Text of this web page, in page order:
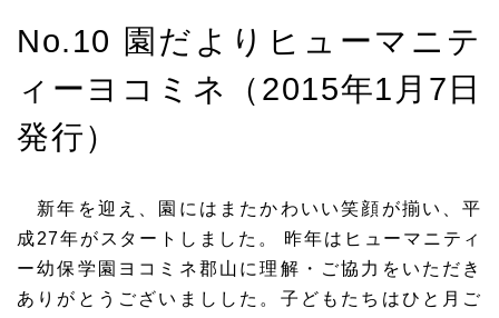
No.10 園だよりヒューマニテ
ィーヨコミネ（2015年1月7日
発行）
新年を迎え、園にはまたかわいい笑顔が揃い、平
成27年がスタートしました。 昨年はヒューマニティ
ー幼保学園ヨコミネ郡山に理解・ご協力をいただき
ありがとうございましした。子どもたちはひと月ご